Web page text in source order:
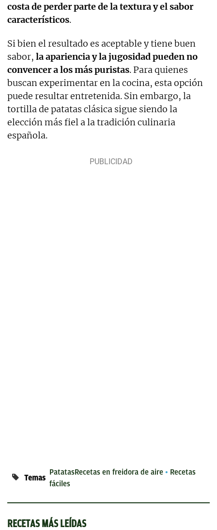
costa de perder parte de la textura y el sabor
característicos.
Si bien el resultado es aceptable y tiene buen
sabor, la apariencia y la jugosidad pueden no
convencer a los más puristas. Para quienes
buscan experimentar en la cocina, esta opción
puede resultar entretenida. Sin embargo, la
tortilla de patatas clásica sigue siendo la
elección más fiel a la tradición culinaria
española.
Temas
PatatasRecetas en freidora de aire
Recetas
fáciles
RECETAS MÁS LEÍDAS